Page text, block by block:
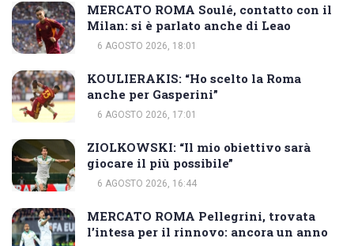
MERCATO ROMA Soulé, contatto con il
Milan: si è parlato anche di Leao
6 AGOSTO 2026, 18:01
KOULIERAKIS: “Ho scelto la Roma
anche per Gasperini”
6 AGOSTO 2026, 17:01
ZIOLKOWSKI: “Il mio obiettivo sarà
giocare il più possibile”
6 AGOSTO 2026, 16:44
MERCATO ROMA Pellegrini, trovata
l’intesa per il rinnovo: ancora un anno